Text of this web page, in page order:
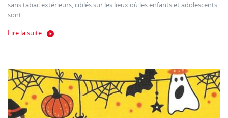
sans tabac extérieurs, ciblés sur les lieux où les enfants et adolescents
sont...
Lire la suite